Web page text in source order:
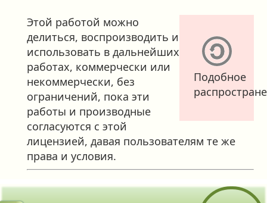
Подобное
Этой работой можно
делиться, воспроизводить и
использовать в дальнейших
работах, коммерчески или
некоммерчески, без
ограничений, пока эти
работы и производные
согласуются с этой
лицензией, давая пользователям те же
права и условия.